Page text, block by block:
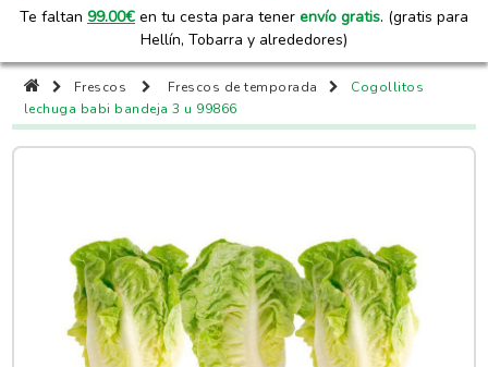
Te faltan 99.00€ en tu cesta para tener envío gratis. (gratis para
Hellín, Tobarra y alrededores)
Frescos Frescos de temporada
Cogollitos
lechuga babi bandeja 3 u 99866